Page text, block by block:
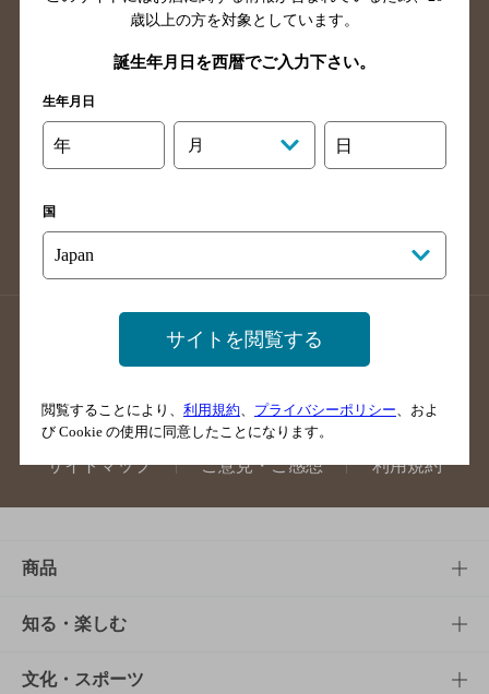
山口県のバー検索
鳥取県のバー検索
島根県のバー検索
徳島県のバー検索
高知県のバー検索
福岡県のバー検索
長崎県のバー検索
佐賀県のバー検索
店舗登録方法のご案内
店舗情報更新方法のご案内
掲載店舗様ログイン
サイトマップ ご意見・ご感想 利用規約
商品
商品TOP
商品一覧
知る・楽しむ
知る・楽しむTOP
文化・スポーツ
歳以上の方を対象としています。
誕生年月日を西暦でご入力下さい。
生年月日
年 月 日
国
サイトを閲覧する
閲覧することにより、 利用規約 プライバシーポリシー 、およ
び Cookie の使用に同意したことになります。